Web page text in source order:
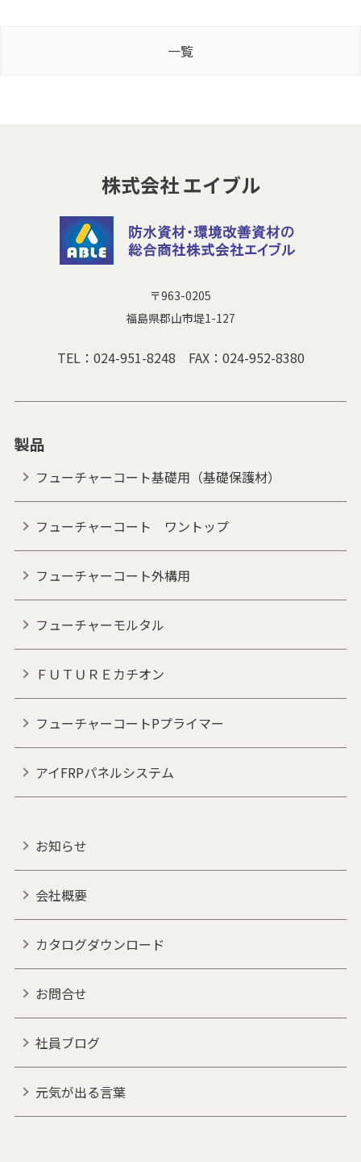
一覧
株式会社 エイブル
〒963-0205
福島県郡山市堤1-127
TEL： 024-951-8248 FAX：024-952-8380
製品
フューチャーコート基礎用（基礎保護材）
フューチャーコート ワントップ
フューチャーコート外構用
フューチャーモルタル
ＦＵＴＵＲＥカチオン
フューチャーコートPプライマー
アイFRPパネルシステム
お知らせ
会社概要
カタログダウンロード
お問合せ
社員ブログ
元気が出る言葉